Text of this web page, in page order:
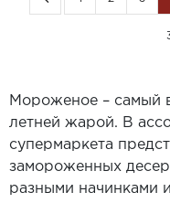
Мороженое – самый
летней жарой. В
супермаркета
замороженных
разными начинками